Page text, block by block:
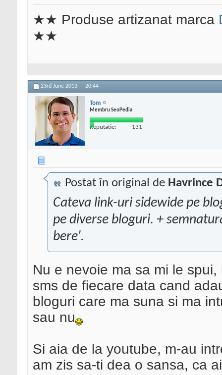
★★ Produse artizanat marca
★★
23rd June 2013, 20:44
Tom
Membru SeoPedia
Reputatie: 131
Postat în original de Havrince
Cateva link-uri sidewide pe
pe diverse bloguri. +
bere'.
Nu e nevoie ma sa mi le spui,
sms de fiecare data cand
bloguri care ma suna si ma
sau nu
Si aia de la youtube, m-au
am zis sa-ti dea o sansa, ca